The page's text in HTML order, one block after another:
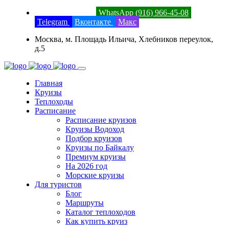
WhatsApp (916) 966-45-08
Telegram
Вконтакте
Макс
Москва, м. Площадь Ильича, Хлебников переулок,
д.5
Главная
Круизы
Теплоходы
Расписание
Расписание круизов
Круизы Водоход
Подбор круизов
Круизы по Байкалу
Премиум круизы
На 2026 год
Морские круизы
Для туристов
Блог
Маршруты
Каталог теплоходов
Как купить круиз